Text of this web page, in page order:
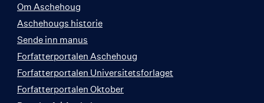
Om Aschehoug
Aschehougs historie
Sende inn manus
Forfatterportalen Aschehoug
Forfatterportalen Universitetsforlaget
Forfatterportalen Oktober